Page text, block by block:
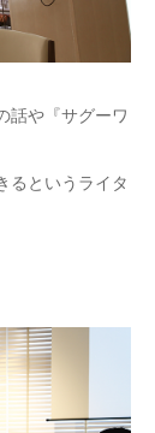
話や『サグーワ
るというライタ